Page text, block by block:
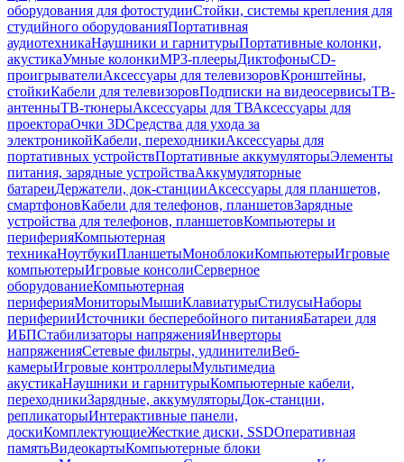
оборудования для фотостудииСтойки, системы крепления для
студийного оборудованияПортативная
аудиотехникаНаушники и гарнитурыПортативные колонки,
акустикаУмные колонкиMP3-плеерыДиктофоныCD-
проигрывателиАксессуары для телевизоровКронштейны,
стойкиКабели для телевизоровПодписки на видеосервисыТВ-
антенныТВ-тюнерыАксессуары для ТВАксессуары для
проектораОчки 3DСредства для ухода за
электроникойКабели, переходникиАксессуары для
портативных устройствПортативные аккумуляторыЭлементы
питания, зарядные устройстваАккумуляторные
батареиДержатели, док-станцииАксессуары для планшетов,
смартфоновКабели для телефонов, планшетовЗарядные
устройства для телефонов, планшетовКомпьютеры и
периферияКомпьютерная
техникаНоутбукиПланшетыМоноблокиКомпьютерыИгровые
компьютерыИгровые консолиСерверное
оборудованиеКомпьютерная
периферияМониторыМышиКлавиатурыСтилусыНаборы
периферииИсточники бесперебойного питанияБатареи для
ИБПСтабилизаторы напряженияИнверторы
напряженияСетевые фильтры, удлинителиВеб-
камерыИгровые контроллерыМультимедиа
акустикаНаушники и гарнитурыКомпьютерные кабели,
переходникиЗарядные, аккумуляторыДок-станции,
репликаторыИнтерактивные панели,
доскиКомплектующиеЖесткие диски, SSDОперативная
памятьВидеокартыКомпьютерные блоки